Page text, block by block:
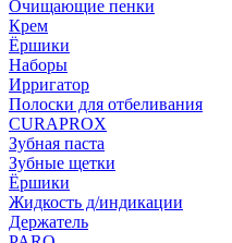
Очищающие пенки
Крем
Ёршики
Наборы
Ирригатор
Полоски для отбеливания
CURAPROX
Зубная паста
Зубные щетки
Ёршики
Жидкость д/индикации
Держатель